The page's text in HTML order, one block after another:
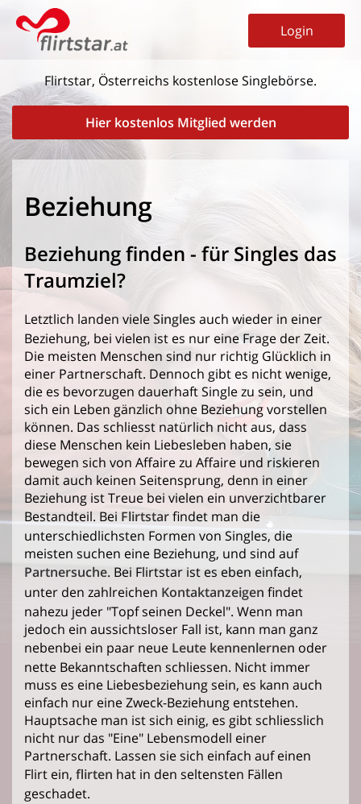
Login
Flirtstar, Österreichs kostenlose Singlebörse.
Hier kostenlos Mitglied werden
Beziehung
Beziehung finden - für Singles das
Traumziel?
Letztlich landen vieleSingles auch wieder in einer
Beziehung, bei vielen ist es nur eine Frage der Zeit.
Die meisten Menschen sind nur richtig Glücklich in
einer Partnerschaft. Dennoch gibt es nicht wenige,
die es bevorzugen dauerhaft Single zu sein, und
sich ein Leben gänzlich ohne Beziehung vorstellen
können. Das schliesst natürlich nicht aus, dass
diese Menschen kein Liebesleben haben, sie
bewegen sich von Affaire zu Affaire und riskieren
damit auch keinen Seitensprung, denn in einer
Beziehung ist Treue bei vielen ein unverzichtbarer
Bestandteil. Bei Flirtstarfindet man die
unterschiedlichsten Formen von Singles, die
meisten suchen eine Beziehung, und sind auf
Partnersuche. Bei Flirtstar ist es eben einfach,
unter den zahlreichen Kontaktanzeigen findet
nahezu jeder "Topf seinen Deckel". Wenn man
jedoch ein aussichtsloser Fall ist, kann man ganz
nebenbei ein paar neue Leute kennenlernen oder
nette Bekanntschaften schliessen. Nicht immer
muss es eine Liebesbeziehung sein, es kann auch
einfach nur eine Zweck-Beziehung entstehen.
Hauptsache man ist sich einig, es gibt schliesslich
nicht nur das "Eine" Lebensmodell einer
Partnerschaft. Lassen sie sich einfach auf einen
Flirt ein, flirten hat in den seltensten Fällen
geschadet.